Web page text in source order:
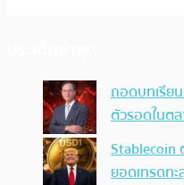
ถอดบทเรีย
ตัวรอดในต
Stablecoin
ยอดเทรดท